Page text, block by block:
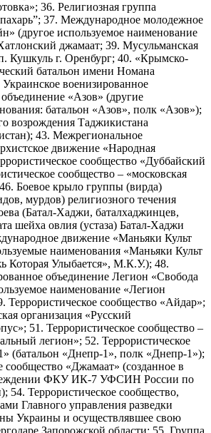
36. Религиозная группа
37. Международное молодежное
(другое используемое наименование
джамаат; 39. Мусульманская
Кушкуль г. Оренбург; 40. «Крымско-
батальон имени Номана
военизированное
«Азов» (другие
батальон «Азов», полк «Азов»);
возрождения Таджикистана
43. Межрегиональное
движение «Народная
сообщество «Дуббайский
сообщество – «московская
Боевое крыло группы (вирда)
мурдов) религиозного течения
(Батал-Хаджи, баталхаджинцев,
шейха овлия (устаза) Батал-Хаджи
движение «Маньяки Культ
наименования «Маньяки Культ
Которая Улыбается», М.К.У.); 48.
объединение Легион «Свобода
наименование «Легион
Террористическое сообщество «Айдар»;
организация «Русский
51. Террористическое сообщество –
легион»; 52. Террористическое
(батальон «Днепр-1», полк «Днепр-1»);
сообщество «Джамаат» (созданное в
ФКУ ИК-7 УФСИН России по
54. Террористическое сообщество,
Главного управления разведки
Украины и осуществлявшее свою
Запорожской области; 55. Группа